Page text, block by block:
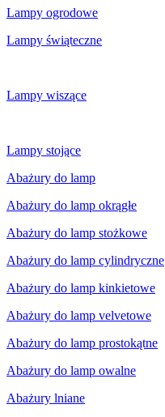
Lampy ogrodowe
Lampy świąteczne
Lampy wiszące
Lampy stojące
Abażury do lamp
Abażury do lamp okrągłe
Abażury do lamp stożkowe
Abażury do lamp cylindryczne
Abażury do lamp kinkietowe
Abażury do lamp velvetowe
Abażury do lamp prostokątne
Abażury do lamp owalne
Abażury lniane